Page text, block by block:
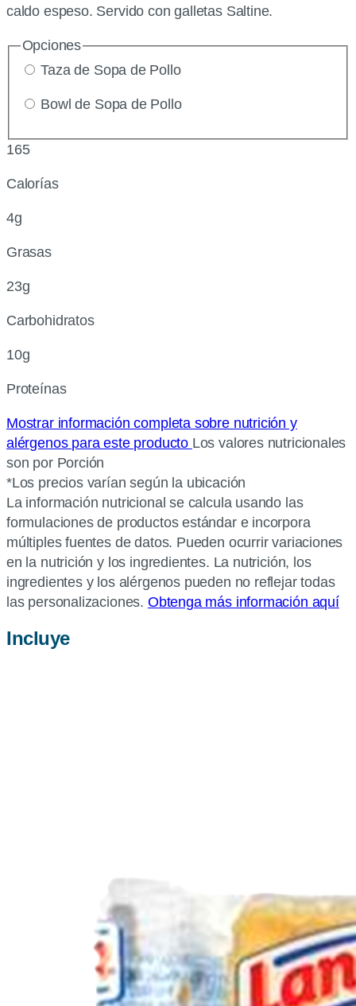
caldo espeso. Servido con galletas Saltine.
Opciones
Taza de Sopa de Pollo
Bowl de Sopa de Pollo
165
Calorías
4g
Grasas
23g
Carbohidratos
10g
Proteínas
Mostrar información completa sobre nutrición y
alérgenos para este producto Los valores nutricionales
son por Porción
*Los precios varían según la ubicación
La información nutricional se calcula usando las
formulaciones de productos estándar e incorpora
múltiples fuentes de datos. Pueden ocurrir variaciones
en la nutrición y los ingredientes. La nutrición, los
ingredientes y los alérgenos pueden no reflejar todas
las personalizaciones. Obtenga más información aquí
Incluye